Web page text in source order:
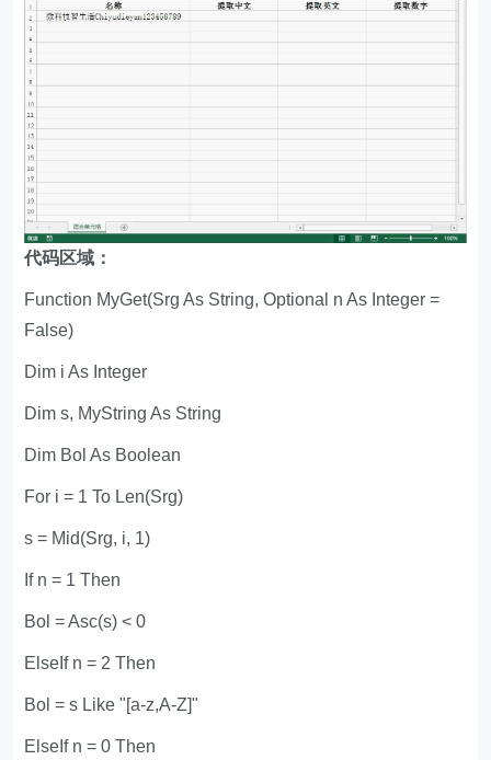
代码区域：
Function MyGet(Srg As String, Optional n As Integer =
False)
Dim i As Integer
Dim s, MyString As String
Dim Bol As Boolean
For i = 1 To Len(Srg)
s = Mid(Srg, i, 1)
If n = 1 Then
Bol = Asc(s) < 0
ElseIf n = 2 Then
Bol = s Like "[a-z,A-Z]"
ElseIf n = 0 Then